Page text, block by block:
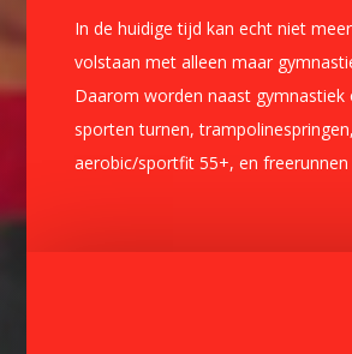
In de huidige tijd kan echt niet
volstaan met alleen maar
Daarom worden naast gymnastiek
sporten turnen,
aerobic/sportfit 55+, en freerunnen